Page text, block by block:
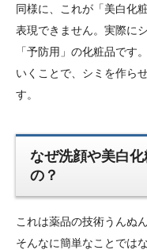
同様に、これが「美白化
表現できません。実際に
「予防用」の化粧品です
いくことで、シミを作ら
す。
なぜ洗顔や美白
の？
これは薬品の技術うんぬ
そんなに簡単なことでは